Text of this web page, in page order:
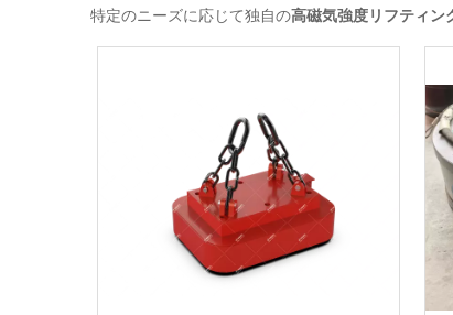
特定のニーズに応じて独自の高磁気強度リフティン